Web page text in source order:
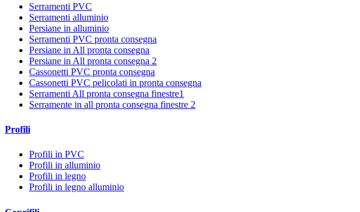
Serramenti PVC
Serramenti alluminio
Persiane in alluminio
Serramenti PVC pronta consegna
Persiane in All pronta consegna
Persiane in All pronta consegna 2
Cassonetti PVC pronta consegna
Cassonetti PVC pelicolati in pronta consegna
Serramenti All pronta consegna finestre1
Serramente in all pronta consegna finestre 2
Profili
Profili in PVC
Profili in alluminio
Profili in legno
Profili in legno alluminio